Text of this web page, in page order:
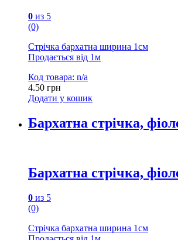
0 из 5
(0)
Стрічка бархатна ширина 1см
Продається від 1м
Код товара: n/a
4.50 грн
Додати у кошик
Бархатна стрічка,
Бархатна стрічка,
0 из 5
(0)
Стрічка бархатна ширина 1см